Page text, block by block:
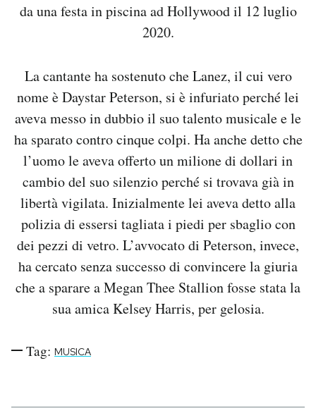
da una festa in piscina ad Hollywood il 12 luglio
2020.
La cantante ha sostenuto che Lanez, il cui vero
nome è Daystar Peterson, si è infuriato perché lei
aveva messo in dubbio il suo talento musicale e le
ha sparato contro cinque colpi. Ha anche detto che
l’uomo le aveva offerto un milione di dollari in
cambio del suo silenzio perché si trovava già in
libertà vigilata. Inizialmente lei aveva detto alla
polizia di essersi tagliata i piedi per sbaglio con
dei pezzi di vetro. L’avvocato di Peterson, invece,
ha cercato senza successo di convincere la giuria
che a sparare a Megan Thee Stallion fosse stata la
sua amica Kelsey Harris, per gelosia.
Tag: MUSICA